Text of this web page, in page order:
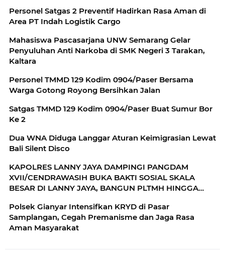
Personel Satgas 2 Preventif Hadirkan Rasa Aman di
Area PT Indah Logistik Cargo
Mahasiswa Pascasarjana UNW Semarang Gelar
Penyuluhan Anti Narkoba di SMK Negeri 3 Tarakan,
Kaltara
Personel TMMD 129 Kodim 0904/Paser Bersama
Warga Gotong Royong Bersihkan Jalan
Satgas TMMD 129 Kodim 0904/Paser Buat Sumur Bor
Ke 2
Dua WNA Diduga Langgar Aturan Keimigrasian Lewat
Bali Silent Disco
KAPOLRES LANNY JAYA DAMPINGI PANGDAM
XVII/CENDRAWASIH BUKA BAKTI SOSIAL SKALA
BESAR DI LANNY JAYA, BANGUN PLTMH HINGGA
Polsek Gianyar Intensifkan KRYD di Pasar
Samplangan, Cegah Premanisme dan Jaga Rasa
Aman Masyarakat